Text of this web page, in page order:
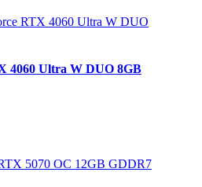
4060 Ultra W DUO 8GB